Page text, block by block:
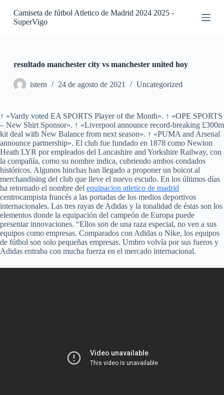
S
e
n
i
d
o
Camiseta de fútbol Atletico de Madrid 2024 2025 -
SuperVigo
resultado manchester city vs manchester united hoy
istern 24 de agosto de 2021 Uncategorized
↑ «Vardy voted EA SPORTS Player of the Month». ↑ «OPE SPORTS
– New Shirt Sponsor». ↑ «Liverpool announce record-breaking £300m
kit deal with New Balance from next season». ↑ «PUMA and Arsenal
announce partnership». El club fue fundado en 1878 como Newton
Heath LYR por empleados del Lancashire and Yorkshire Railway, con
la compañía, como su nombre indica, cubriendo ambos condados
históricos. Algunos hinchas han llegado a proponer un boicot al
merchandising del club que lleve el nuevo escudo. En los últimos días
ha retornado el nombre del equipacion atletico de madrid
centrocampista francés a las portadas de los medios deportivos
internacionales. Las tres rayas de Adidas y la tonalidad de éstas son los
elementos donde la equipación del campeón de Europa puede
presentar innovaciones. “Ellos son de una raza especial, no ven a sus
equipos como empresas. Comparados con Adidas o Nike, los equipos
de fútbol son solo pequeñas empresas. Umbro volvía por sus fueros y
Adidas entraba con mucha fuerza en el mercado internacional.